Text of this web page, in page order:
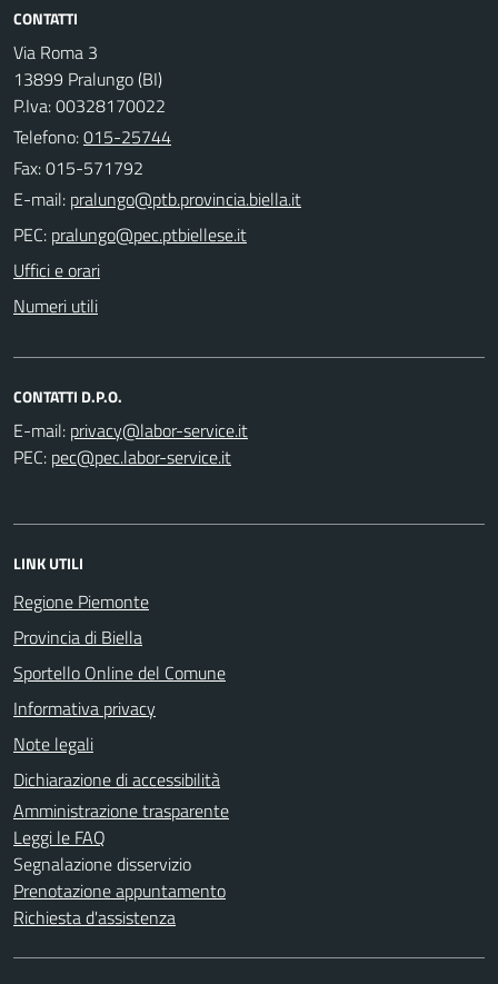
CONTATTI
Via Roma 3
13899 Pralungo (BI)
P.Iva: 00328170022
Telefono:015-25744
Fax: 015-571792
E-mail:
PEC:
Uffici e orari
Numeri utili
CONTATTI D.P.O.
E-mail:
PEC:
LINK UTILI
Regione Piemonte
Provincia di Biella
Sportello Online del Comune
Informativa privacy
Note legali
Dichiarazione di accessibilità
Amministrazione trasparente
Leggi le FAQ
Segnalazione disservizio
Prenotazione appuntamento
Richiesta d'assistenza